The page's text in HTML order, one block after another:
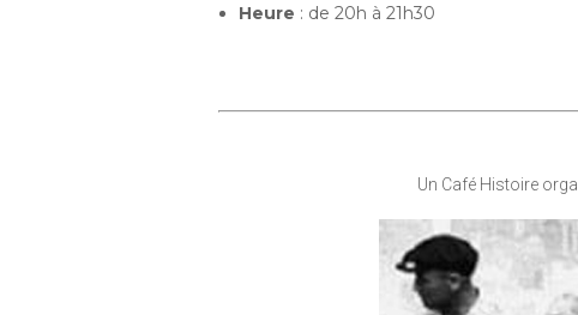
Heure : de 20h à 21h30
Un Café Histoire